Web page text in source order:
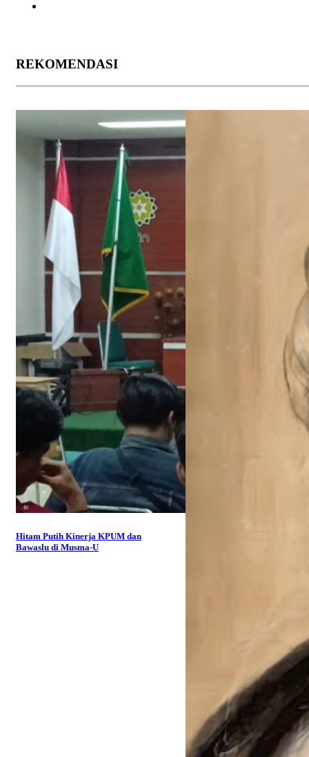
REKOMENDASI
Hitam Putih Kinerja KPUM dan
Bawaslu di Musma-U